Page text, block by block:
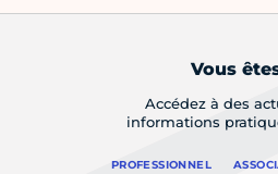
Vous
Accédez à des
informations
PROFESSIONNEL